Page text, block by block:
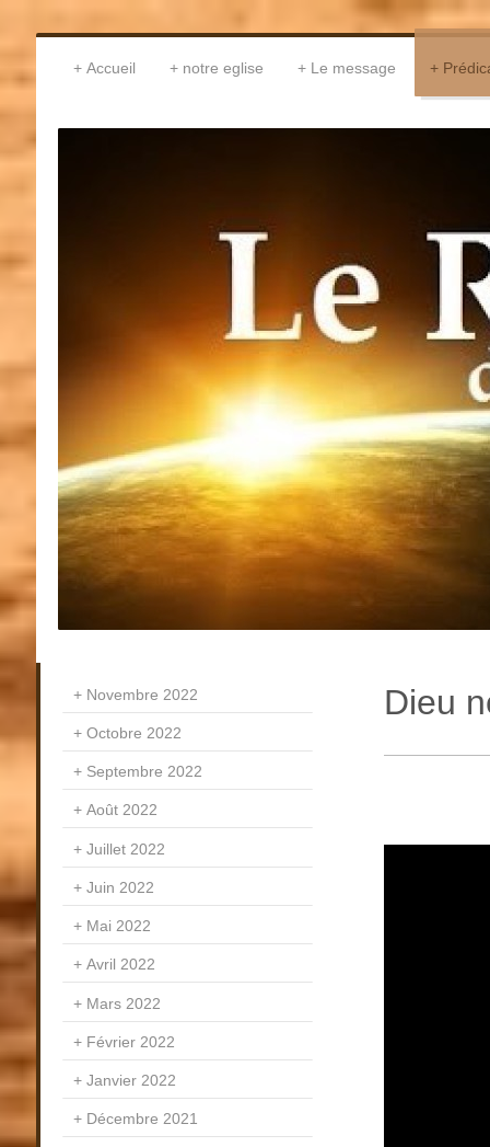
Accueil notre eglise Le message
Dieu
Novembre 2022
Octobre 2022
Septembre 2022
Août 2022
Juillet 2022
Juin 2022
Mai 2022
Avril 2022
Mars 2022
Février 2022
Janvier 2022
Décembre 2021